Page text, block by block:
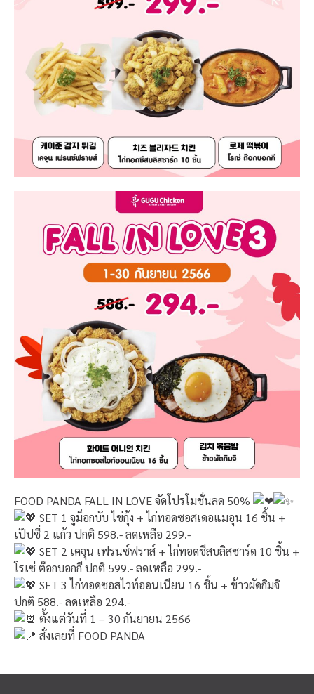
FOOD PANDA FALL IN LOVE จัดโปรโมชั่นลด 50%
SET 1 จูม็อกบับ ไข่กุ้ง + ไก่ทอดซอสเดอแมอุน 16 ชิ้น +
เป๊ปซี่ 2 แก้ว ปกติ 598.- ลดเหลือ 299.-
SET 2 เคจุน เฟรนซ์ฟราส์ + ไก่ทอดชีสบลิสซาร์ด 10 ชิ้น +
โรเซ่ ต๊อกบอกกี ปกติ 599.- ลดเหลือ 299.-
SET 3 ไก่ทอดซอสไวท์ออนเนียน 16 ชิ้น + ข้าวผัดกิมจิ
ปกติ 588.- ลดเหลือ 294.-
ตั้งแต่วันที่ 1 – 30 กันยายน 2566
สั่งเลยที่ FOOD PANDA